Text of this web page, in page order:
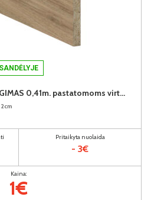
ROYAL COKOLIO UŽBAIGIMAS 0,41m. pastatomoms virtuvės spintelėms (komplekte - 2vnt.) (Dab Dziki)
2cm
Pritaikyta nuolaida
- 3€
Kaina:
1€